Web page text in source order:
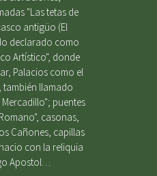
"Las tetas de
antigüo (El
declarado como
Artístico", donde
Palacios como el
también llamado
puentes
casonas,
Cañones, capillas
con la reliquia
Apostol…